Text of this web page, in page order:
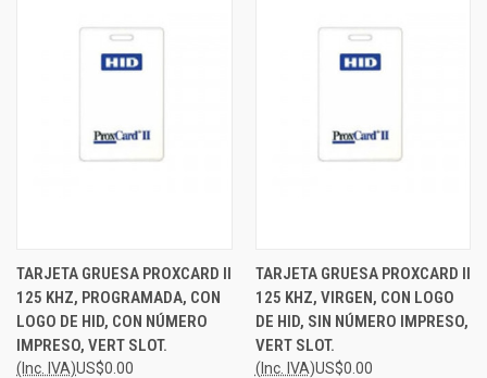
TARJETA GRUESA PROXCARD II
125 KHZ, PROGRAMADA, CON
LOGO DE HID, CON NÚMERO
IMPRESO, VERT SLOT.
US$0.00
(Inc. IVA)
TARJETA GRUESA PROXCARD II
125 KHZ, VIRGEN, CON LOGO
DE HID, SIN NÚMERO IMPRESO,
VERT SLOT.
US$0.00
(Inc. IVA)